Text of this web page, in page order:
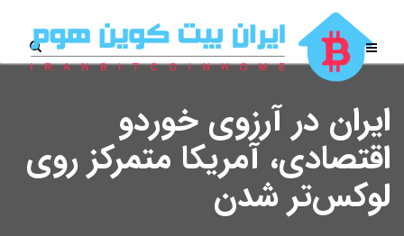
ایران در آرزوی خوردو
اقتصادی، آمریکا متمرکز روی
لوکس‌تر شدن